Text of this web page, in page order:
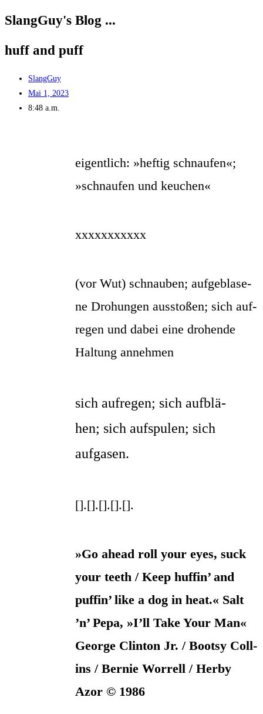
SlangGuy's Blog ...
huff and puff
SlangGuy
Mai 1, 2023
8:48 a.m.
eigent­lich: »hef­tig schnau­fen«;
»schnau­fen und keuchen«
xxxxxxxxxxx
(vor Wut) schnau­ben; auf­ge­bla­se­
ne Dro­hun­gen aus­sto­ßen; sich auf­
re­gen und dabei eine dro­hen­de
Hal­tung annehmen
sich auf­re­gen; sich auf­blä­
hen; sich auf­spu­len; sich
aufgasen.
[].[].[].[].[].
»Go ahead roll your eyes, suck
your tee­th / Keep huf­fin’ and
puf­fin’ like a dog in heat.« Salt
’n’ Pepa, »I’ll Take Your Man«
Geor­ge Clin­ton Jr. / Boot­sy Coll­
ins / Ber­nie Wor­rell / Her­by
Azor © 1986